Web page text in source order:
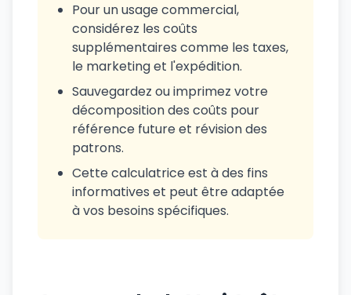
Pour un usage commercial,
considérez les coûts
supplémentaires comme les taxes,
le marketing et l'expédition.
Sauvegardez ou imprimez votre
décomposition des coûts pour
référence future et révision des
patrons.
Cette calculatrice est à des fins
informatives et peut être adaptée
à vos besoins spécifiques.